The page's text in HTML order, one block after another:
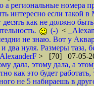
а региональные номера
интересно если такой
десять как не должно
(-) <
не знаю. Вот у
и два нуля. Размеры таза,
AlexanderF > [70] 07-05-
дала, этому дала, а
как это будет
не 5 набираешь в